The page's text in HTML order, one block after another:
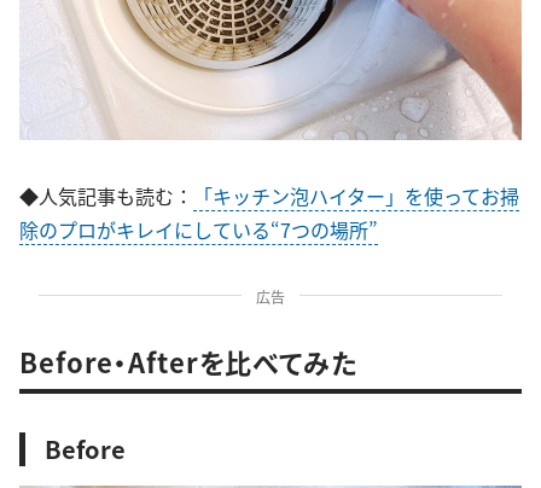
◆人気記事も読む：
「キッチン泡ハイター」を使ってお掃
除のプロがキレイにしている“7つの場所”
広告
Before・Afterを比べてみた
Before